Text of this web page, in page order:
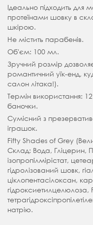
Ідеально підходить
протеїнами шовку в
шкірою.
Не містить парабенів.
Об'єм: 100 мл.
Зручний розмір
романтичний уїк-енд,
салон літака!).
Термін використання: 12
баночки.
Сумісний з
іграшок.
Fifty Shades of Grey
Склад: Вода, Гліцерин,
ізопропілмірістат,
гідролізований шовк,
ціклопентасілоксан,
гідроксиетилцелюлоза,
натрію.